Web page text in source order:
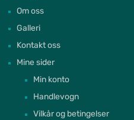
Om oss
Galleri
Kontakt oss
Mine sider
Min konto
Handlevogn
Vilkår og betingelser